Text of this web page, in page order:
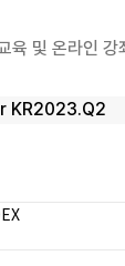
및 온라인 강
KR2023.Q2